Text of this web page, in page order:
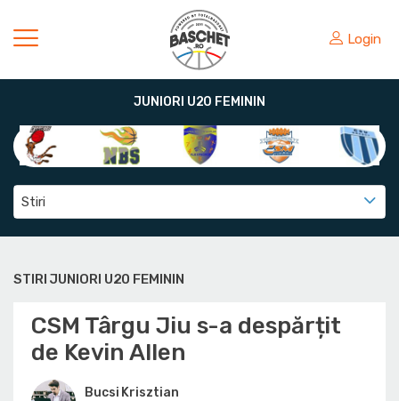
Login
JUNIORI U20 FEMININ
Stiri
STIRI JUNIORI U20 FEMININ
CSM Târgu Jiu s-a despărțit
de Kevin Allen
Bucsi Krisztian